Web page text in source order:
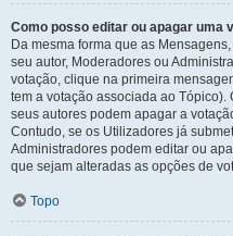
Como posso editar ou apagar uma
Da mesma forma que as
seu autor, Moderadores ou
votação, clique na primeira
tem a votação associada ao
seus autores podem apagar a
Contudo, se os Utilizadores já
Administradores podem editar ou
que sejam alteradas as opções de
Topo